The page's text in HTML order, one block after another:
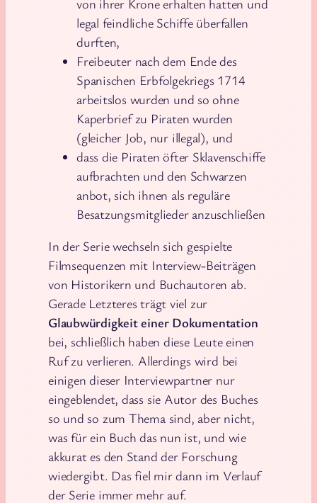
legal feindliche Schiffe überfallen
durften,
Freibeuter nach dem Ende des
Spanischen Erbfolgekriegs 1714
arbeitslos wurden und so ohne
Kaperbrief zu Piraten wurden
(gleicher Job, nur illegal), und
dass die Piraten öfter Sklavenschiffe
aufbrachten und den Schwarzen
anbot, sich ihnen als reguläre
Besatzungsmitglieder anzuschließen
In der Serie wechseln sich gespielte
Filmsequenzen mit Interview-Beiträgen
von Historikern und Buchautoren ab.
Gerade Letzteres trägt viel zur
Glaubwürdigkeit einer Dokumentation
bei, schließlich haben diese Leute einen
Ruf zu verlieren. Allerdings wird bei
einigen dieser Interviewpartner nur
eingeblendet, dass sie Autor des Buches
so und so zum Thema sind, aber nicht,
was für ein Buch das nun ist, und wie
akkurat es den Stand der Forschung
wiedergibt. Das fiel mir dann im Verlauf
der Serie immer mehr auf.